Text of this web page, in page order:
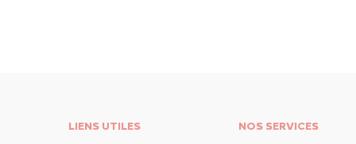
LIENS UTILES NOS SERVICES